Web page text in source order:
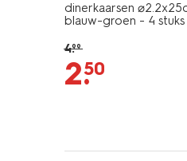
dinerkaarsen
blauw-groen - 4 stuks
4.99
2.
50